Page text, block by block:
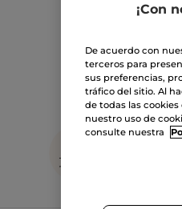
100%
¡Con
De acuerdo con
terceros para
sus preferencias,
tráfico del sitio. Al
de todas las
nuestro uso de
consulte nuestra